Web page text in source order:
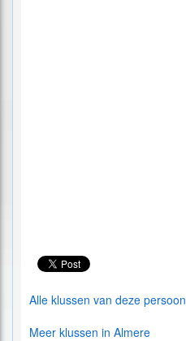
Alle klussen van deze persoon
Meer klussen in Almere